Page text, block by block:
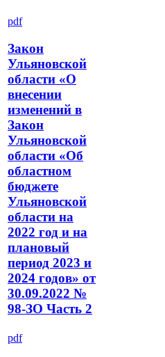
pdf
Закон
Ульяновской
области «О
внесении
изменений в
Закон
Ульяновской
области «Об
областном
бюджете
Ульяновской
области на
2022 год и на
плановый
период 2023 и
2024 годов» от
30.09.2022 №
98-ЗО Часть 2
pdf